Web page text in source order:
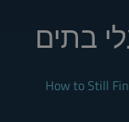
בתים
How to Still